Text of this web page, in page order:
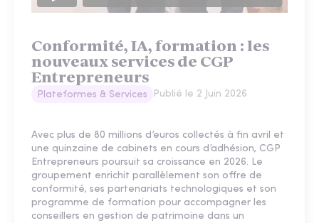
Conformité, IA, formation : les
nouveaux services de CGP
Entrepreneurs
Plateformes & Services Publié le 2 Juin 2026
Avec plus de 80 millions d’euros collectés à fin avril et
une quinzaine de cabinets en cours d’adhésion, CGP
Entrepreneurs poursuit sa croissance en 2026. Le
groupement enrichit parallèlement son offre de
conformité, ses partenariats technologiques et son
programme de formation pour accompagner les
conseillers en gestion de patrimoine dans un